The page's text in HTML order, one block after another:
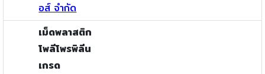
อส์ จำกัด
เม็ดพลาสติก
โพลีโพรพิลีน
เกรด